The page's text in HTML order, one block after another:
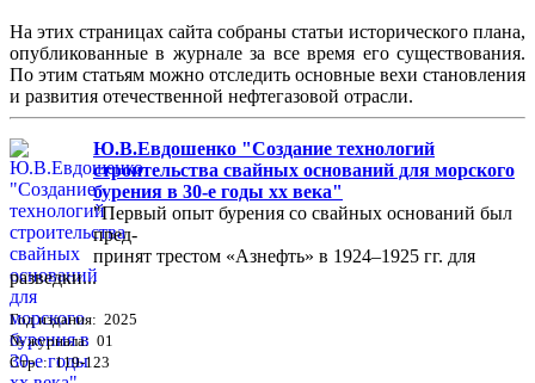
На этих страницах сайта собраны статьи исторического плана,
опубликованные в журнале за все время его существования.
По этим статьям можно отследить основные вехи становления
и развития отечественной нефтегазовой отрасли.
Ю.В.Евдошенко "Создание технологий
строительства свайных оснований для морского
бурения в 30-е годы хх века"
"Первый опыт бурения со свайных оснований был
пред-
принят трестом «Азнефть» в 1924–1925 гг. для
разведки...
Год издания: 2025
№ журнала: 01
Стр. : 119-123